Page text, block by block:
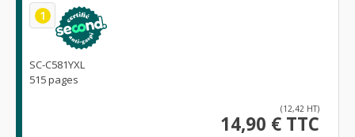
1
SC-C581YXL
515 pages
(12,42 HT)
14,90 € TTC